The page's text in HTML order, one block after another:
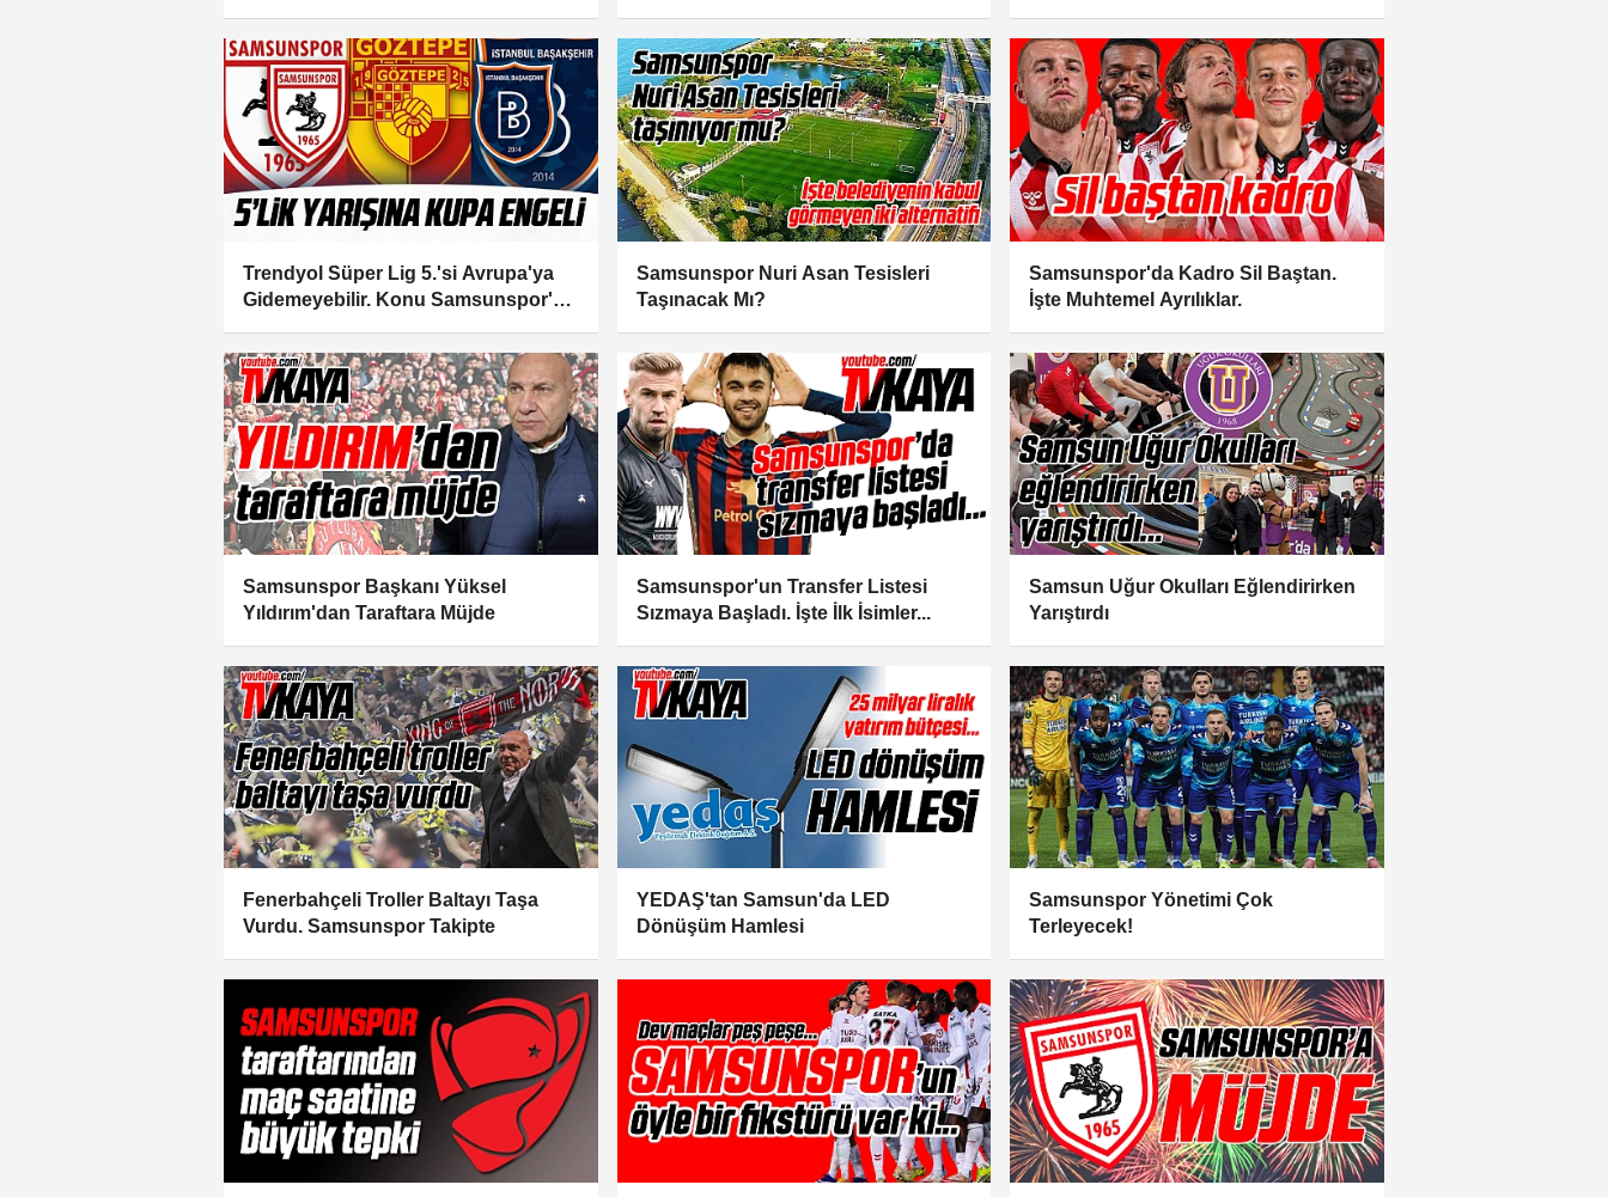
Trendyol Süper Lig 5.'si Avrupa'ya
Gidemeyebilir. Konu Samsunspor'u
Samsunspor Nuri Asan Tesisleri
Taşınacak Mı?
Samsunspor'da Kadro Sil Baştan.
İşte Muhtemel Ayrılıklar.
Samsunspor Başkanı Yüksel
Yıldırım'dan Taraftara Müjde
Samsunspor'un Transfer Listesi
Sızmaya Başladı. İşte İlk İsimler...
Samsun Uğur Okulları Eğlendirirken
Yarıştırdı
Fenerbahçeli Troller Baltayı Taşa
Vurdu. Samsunspor Takipte
YEDAŞ'tan Samsun'da LED
Dönüşüm Hamlesi
Samsunspor Yönetimi Çok
Terleyecek!